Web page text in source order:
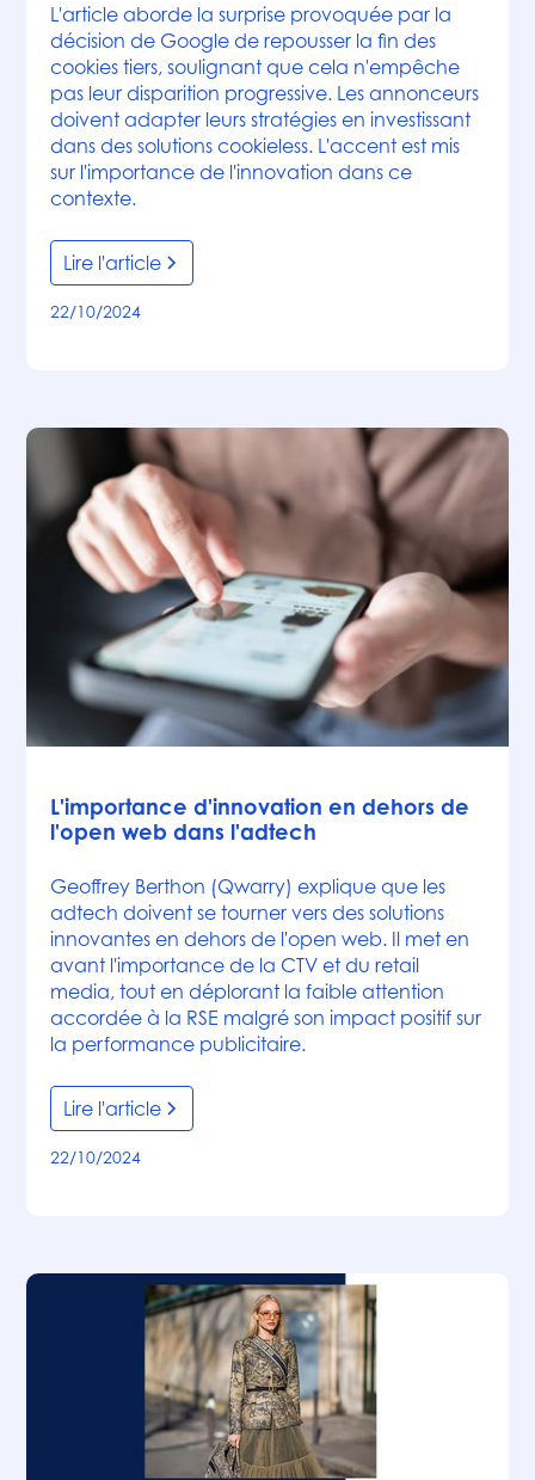
L'article aborde la surprise provoquée par la
décision de Google de repousser la fin des
cookies tiers, soulignant que cela n'empêche
pas leur disparition progressive. Les annonceurs
doivent adapter leurs stratégies en investissant
dans des solutions cookieless. L'accent est mis
sur l'importance de l'innovation dans ce
contexte.
Lire l'article
22/10/2024
L'importance d'innovation en dehors de
l'open web dans l'adtech
Geoffrey Berthon (Qwarry) explique que les
adtech doivent se tourner vers des solutions
innovantes en dehors de l'open web. Il met en
avant l'importance de la CTV et du retail
media, tout en déplorant la faible attention
accordée à la RSE malgré son impact positif sur
la performance publicitaire.
Lire l'article
22/10/2024